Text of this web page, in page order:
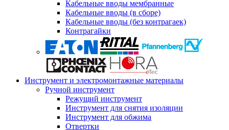
Кабельные вводы мембранные
Кабельные вводы (в сборе)
Кабельные вводы (без контрагаек)
Контрагайки
Инструмент и электромонтажные материалы
Ручной инструмент
Режущий инструмент
Инструмент для снятия изоляции
Инструмент для обжима
Отвертки